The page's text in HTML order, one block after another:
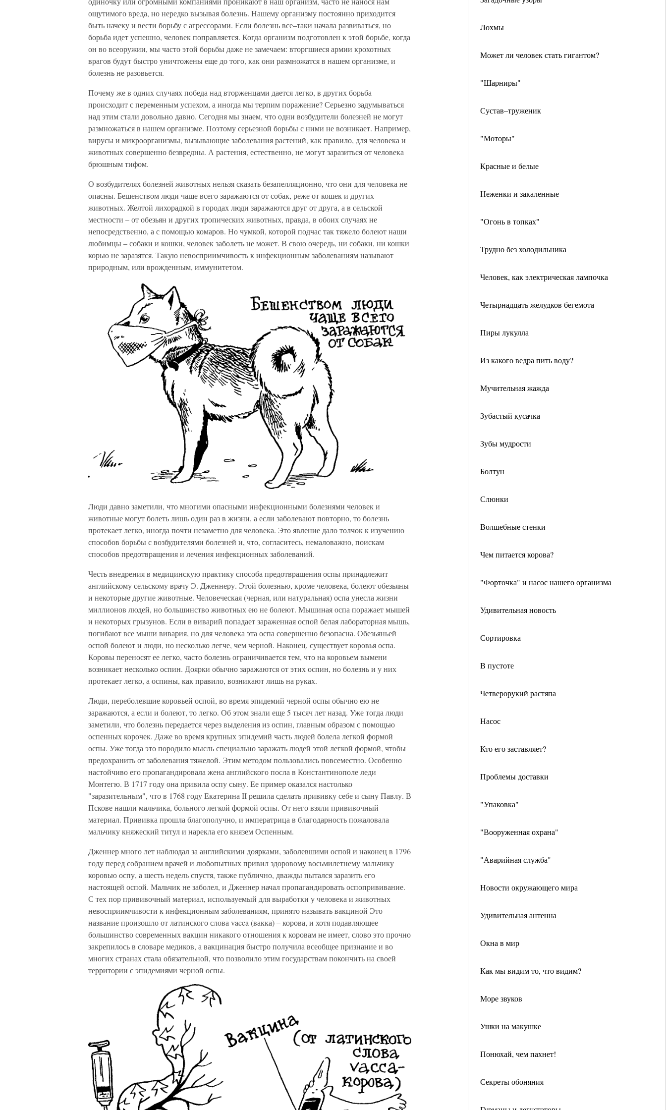
Лохмы
Может ли человек стать гигантом?
"Шарниры"
Сустав–труженик
"Моторы"
Красные и белые
Неженки и закаленные
"Огонь в топках"
Трудно без холодильника
Человек, как электрическая лампочка
Четырнадцать желудков бегемота
Пиры лукулла
Из какого ведра пить воду?
Мучительная жажда
Зубастый кусачка
Зубы мудрости
Болтун
Слюнки
Волшебные стенки
Чем питается корова?
"Форточка" и насос нашего организма
Удивительная новость
Сортировка
В пустоте
Четверорукий растяпа
Насос
Кто его заставляет?
Проблемы доставки
"Упаковка"
"Вооруженная охрана"
"Аварийная служба"
Новости окружающего мира
Удивительная антенна
Окна в мир
Как мы видим то, что видим?
Море звуков
Ушки на макушке
Понюхай, чем пахнет!
Секреты обоняния
ощутимого вреда, но нередко вызывая болезнь. Нашему организму постоянно приходится
быть начеку и вести борьбу с агрессорами. Если болезнь все–таки начала развиваться, но
борьба идет успешно, человек поправляется. Когда организм подготовлен к этой борьбе, когда
он во всеоружии, мы часто этой борьбы даже не замечаем: вторгшиеся армии крохотных
врагов будут быстро уничтожены еще до того, как они размножатся в нашем организме, и
болезнь не разовьется.
Почему же в одних случаях победа над вторженцами дается легко, в других борьба
происходит с переменным успехом, а иногда мы терпим поражение? Серьезно задумываться
над этим стали довольно давно. Сегодня мы знаем, что одни возбудители болезней не могут
размножаться в нашем организме. Поэтому серьезной борьбы с ними не возникает. Например,
вирусы и микроорганизмы, вызывающие заболевания растений, как правило, для человека и
животных совершенно безвредны. А растения, естественно, не могут заразиться от человека
брюшным тифом.
О возбудителях болезней животных нельзя сказать безапелляционно, что они для человека не
опасны. Бешенством люди чаще всего заражаются от собак, реже от кошек и других
животных. Желтой лихорадкой в городах люди заражаются друг от друга, а в сельской
местности – от обезьян и других тропических животных, правда, в обоих случаях не
непосредственно, а с помощью комаров. Но чумкой, которой подчас так тяжело болеют наши
любимцы – собаки и кошки, человек заболеть не может. В свою очередь, ни собаки, ни кошки
корью не заразятся. Такую невосприимчивость к инфекционным заболеваниям называют
природным, или врожденным, иммунитетом.
Люди давно заметили, что многими опасными инфекционными болезнями человек и
животные могут болеть лишь один раз в жизни, а если заболевают повторно, то болезнь
протекает легко, иногда почти незаметно для человека. Это явление дало толчок к изучению
способов борьбы с возбудителями болезней и, что, согласитесь, немаловажно, поискам
способов предотвращения и лечения инфекционных заболеваний.
Честь внедрения в медицинскую практику способа предотвращения оспы принадлежит
английскому сельскому врачу Э. Дженнеру. Этой болезнью, кроме человека, болеют обезьяны
и некоторые другие животные. Человеческая (черная, или натуральная) оспа унесла жизни
миллионов людей, но большинство животных ею не болеют. Мышиная оспа поражает мышей
и некоторых грызунов. Если в виварий попадает зараженная оспой белая лабораторная мышь,
погибают все мыши вивария, но для человека эта оспа совершенно безопасна. Обезьяньей
оспой болеют и люди, но несколько легче, чем черной. Наконец, существует коровья оспа.
Коровы переносят ее легко, часто болезнь ограничивается тем, что на коровьем вымени
возникает несколько оспин. Доярки обычно заражаются от этих оспин, но болезнь и у них
протекает легко, а оспины, как правило, возникают лишь на руках.
Люди, переболевшие коровьей оспой, во время эпидемий черной оспы обычно ею не
заражаются, а если и болеют, то легко. Об этом знали еще 5 тысяч лет назад. Уже тогда люди
заметили, что болезнь передается через выделения из оспин, главным образом с помощью
оспенных корочек. Даже во время крупных эпидемий часть людей болела легкой формой
оспы. Уже тогда это породило мысль специально заражать людей этой легкой формой, чтобы
предохранить от заболевания тяжелой. Этим методом пользовались повсеместно. Особенно
настойчиво его пропагандировала жена английского посла в Константинополе леди
Монтегю. В 1717 году она привила оспу сыну. Ее пример оказался настолько
"заразительным", что в 1768 году Екатерина II решила сделать прививку себе и сыну Павлу. В
Пскове нашли мальчика, больного легкой формой оспы. От него взяли прививочный
материал. Прививка прошла благополучно, и императрица в благодарность пожаловала
мальчику княжеский титул и нарекла его князем Оспенным.
Дженнер много лет наблюдал за английскими доярками, заболевшими оспой и наконец в 1796
году перед собранием врачей и любопытных привил здоровому восьмилетнему мальчику
коровью оспу, а шесть недель спустя, также публично, дважды пытался заразить его
настоящей оспой. Мальчик не заболел, и Дженнер начал пропагандировать оспопрививание.
С тех пор прививочный материал, используемый для выработки у человека и животных
невосприимчивости к инфекционным заболеваниям, принято называть вакциной Это
название произошло от латинского слова vacca (вакка) – корова, и хотя подавляющее
большинство современных вакцин никакого отношения к коровам не имеет, слово это прочно
закрепилось в словаре медиков, а вакцинация быстро получила всеобщее признание и во
многих странах стала обязательной, что позволило этим государствам покончить на своей
территории с эпидемиями черной оспы.